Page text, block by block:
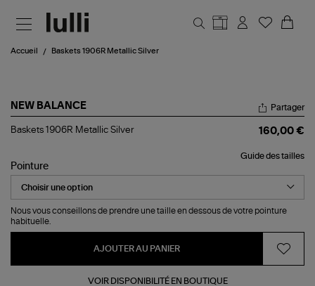
Accueil Baskets 1906R Metallic Silver
NEW BALANCE
Baskets
Silver
Partager
Baskets 1906R Metallic Silver 160,00 €
Guide des tailles
Pointure
Nous vous conseillons de prendre une taille en dessous de votre pointure
habituelle.
AJOUTER AU PANIER
VOIR DISPONIBILITÉ EN BOUTIQUE